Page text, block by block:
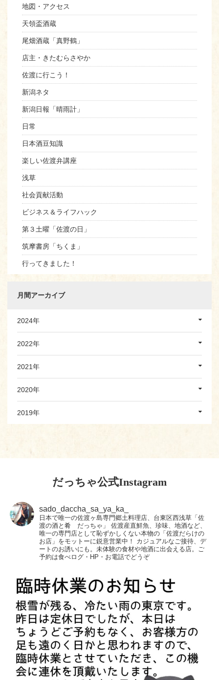
地図・アクセス
天領盃酒蔵
尾畑酒蔵「真野鶴」
店主・きたむらさやか
佐渡に行こう！
新潟ネタ
新潟日報「晴雨計」
日常
日本酒豆知識
楽しい佐渡弁講座
浅草
社会貢献活動
ビジネス＆ライフハック
第３土曜「佐渡の日」
筑摩書房「ちくま」
行ってきました！
月間アーカイブ
2024年
2022年
2021年
2020年
2019年
だっちゃ公式Instagram
sado_daccha_sa_ya_ka_
日本で唯一の佐渡ヶ島専門郷土料理店、台東区西浅草「佐
渡の酒と肴 だっちゃ」
佐渡産直鮮魚、珍味、地酒など、
唯一の専門店として恥ずかしくない本物の「佐渡だらけの
お店」をモットーに鋭意営業中！
カジュアルなご接待、デ
ートのお誘いにも。未体験の食材や地酒に出会える店。ご
予約は食べログ・HP・お電話でどうぞ